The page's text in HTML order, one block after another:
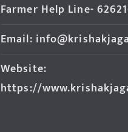
Farmer Help Line-
Email:
Website:
https://